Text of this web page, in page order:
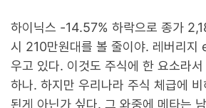
하이닉스 -14.57% 하락으로 종가
시 210만원대를 볼 줄이야. 레버리지
우고 있다. 이것도 주식에 한 요소라
하나. 하지만 우리나라 주식 체급에
된게 아닌가 싶다. 그 와중에 메타는